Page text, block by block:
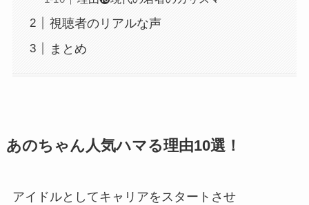
視聴者のリアルな声
まとめ
あのちゃん人気ハマる理由10選！
アイドルとしてキャリアをスタートさせ